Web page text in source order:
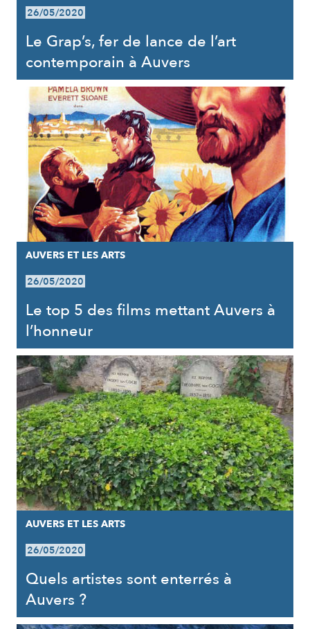
26/05/2020
Le Grap’s, fer de lance de l’art
contemporain à Auvers
AUVERS ET LES ARTS
26/05/2020
Le top 5 des films mettant Auvers à
l’honneur
AUVERS ET LES ARTS
26/05/2020
Quels artistes sont enterrés à
Auvers ?